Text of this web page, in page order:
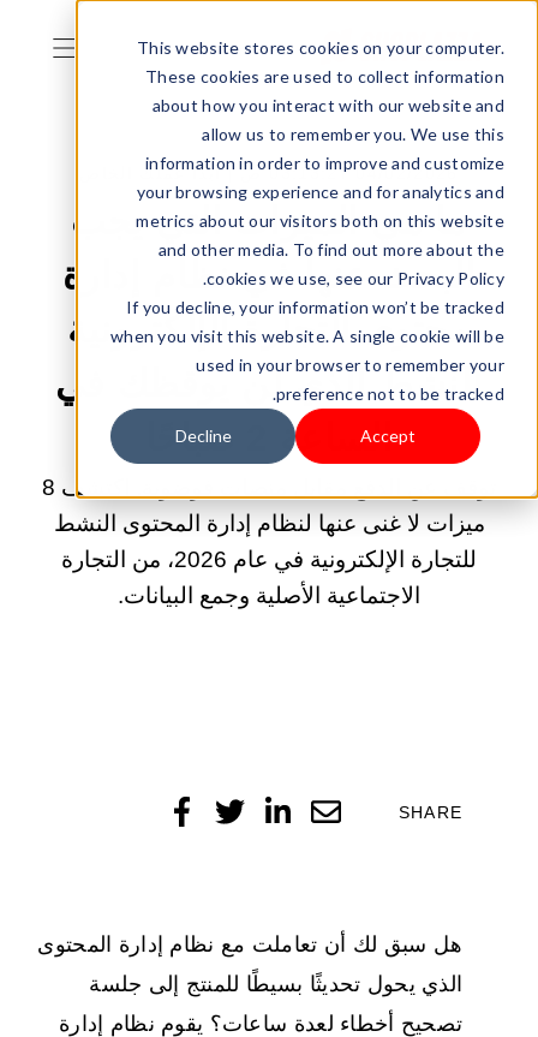
This website stores cookies on your computer.
These cookies are used to collect information
about how you interact with our website and
allow us to remember you. We use this
information in order to improve and customize
your browsing experience and for analytics and
metrics about our visitors both on this website
and other media. To find out more about the
cookies we use, see our Privacy Policy.
If you decline, your information won’t be tracked
when you visit this website. A single cookie will be
used in your browser to remember your
preference not to be tracked.
Accept
Decline
04/02/2026 03:13:27 ص | ابدأ عملك الخاص
ما هي الميزات التي يجب
البحث عنها في نظام إدارة
محتوى التجارة الإلكترونية
النشط الذي لن يوقظك في
الساعة 2 صباحًا
توقف عن الدفع مقابل منصات فوضوية. اكتشف 8
ميزات لا غنى عنها لنظام إدارة المحتوى النشط
للتجارة الإلكترونية في عام 2026، من التجارة
الاجتماعية الأصلية وجمع البيانات.
SHARE
هل سبق لك أن تعاملت مع نظام إدارة المحتوى
الذي يحول تحديثًا بسيطًا للمنتج إلى جلسة
تصحيح أخطاء لعدة ساعات؟ يقوم نظام إدارة